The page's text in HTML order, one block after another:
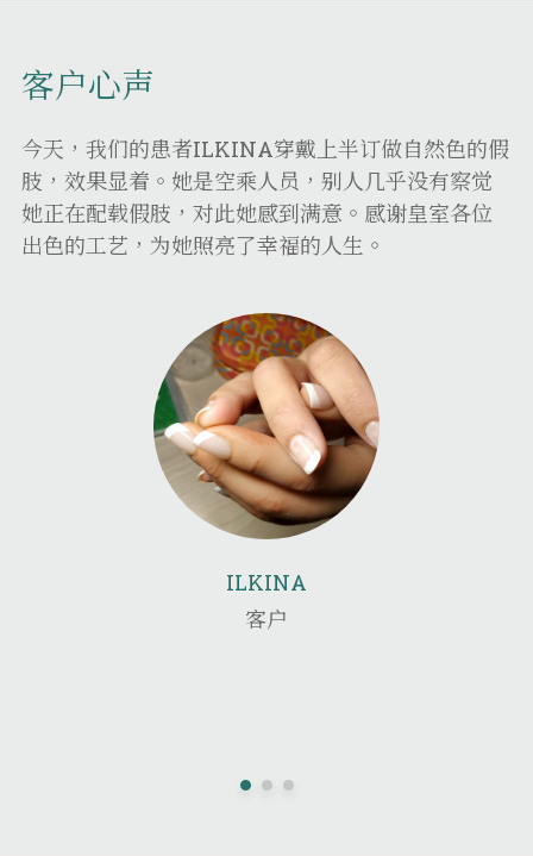
客户心声
今天，我们的患者ILKINA穿戴上半订做自然色的假
肢，效果显着。她是空乘人员，别人几乎没有察觉
她正在配载假肢，对此她感到满意。感谢皇室各位
出色的工艺，为她照亮了幸福的人生。
ILKINA
客户